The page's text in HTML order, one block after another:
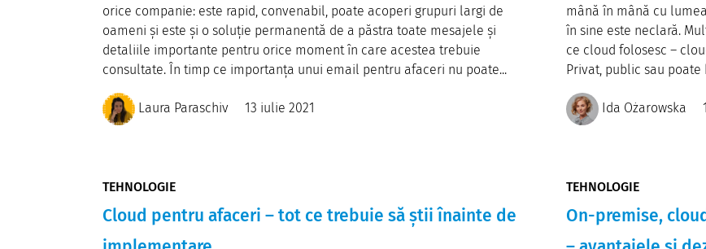
orice companie: este rapid, convenabil, poate acoperi grupuri largi de
oameni și este și o soluție permanentă de a păstra toate mesajele și
detaliile importante pentru orice moment în care acestea trebuie
consultate. În timp ce importanța unui email pentru afaceri nu poate...
Laura Paraschiv 13 iulie 2021
mână în mână cu
în sine este neclară.
ce cloud folosesc –
Privat, public sau
Ida Ożarowska
TEHNOLOGIE
Cloud pentru afaceri – tot ce trebuie să știi înainte de
TEHNOLOGIE
On-premise,